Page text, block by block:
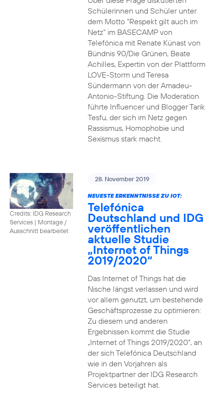
Schülerinnen und Schüler unter
dem Motto “Respekt gilt auch im
Netz” im BASECAMP von
Telefónica mit Renate Künast von
Bündnis 90/Die Grünen, Beate
Achilles, Expertin von der Plattform
LOVE-Storm und Teresa
Sündermann von der Amadeu-
Antonio-Stiftung. Die Moderation
führte Influencer und Blogger Tarik
Tesfu, der sich im Netz gegen
Rassismus, Homophobie und
Sexismus stark macht.
Credits: IDG Research
Services | Montage /
Ausschnitt bearbeitet
28. November 2019
NEUESTE ERKENNTNISSE ZU IOT:
Telefónica
Deutschland und IDG
veröffentlichen
aktuelle Studie
„Internet of Things
2019/2020“
Das Internet of Things hat die
Nische längst verlassen und wird
vor allem genutzt, um bestehende
Geschäftsprozesse zu optimieren:
Zu diesem und anderen
Ergebnissen kommt die Studie
„Internet of Things 2019/2020“, an
der sich Telefónica Deutschland
wie in den Vorjahren als
Projektpartner der IDG Research
Services beteiligt hat.